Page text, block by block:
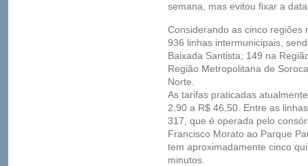
semana, mas evitou fixar a
Considerando as cinco regiões
936 linhas intermunicipais,
Baixada Santista; 149 na
Região Metropolitana de
Norte.
As tarifas praticadas
2,90 a R$ 46,50. Entre as
317, que é operada pelo
Francisco Morato ao Parque
tem aproximadamente cinco
minutos.